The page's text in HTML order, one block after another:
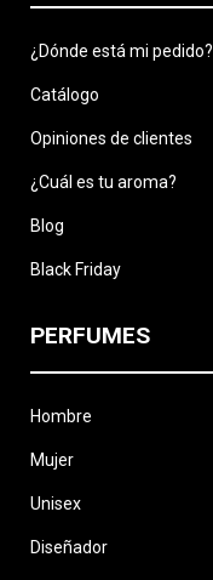
¿Dónde está mi pedido?
Catálogo
Opiniones de clientes
¿Cuál es tu aroma?
Blog
Black Friday
PERFUMES
Hombre
Mujer
Unisex
Diseñador